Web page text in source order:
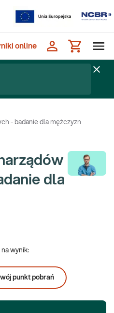
online
- badanie dla mężczyzn
dla
wynik:
punkt pobrań